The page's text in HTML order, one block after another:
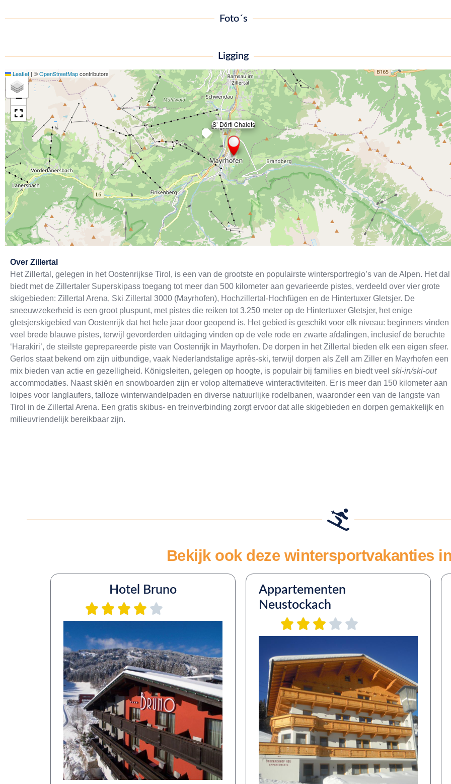
Foto´s
Ligging
S’ Dörfl Chalets
×
+
−
Leaflet | ©OpenStreetMapcontributors
Over Zillertal
Het Zillertal, gelegen in het Oostenrijkse Tirol, is een van de grootste en populairste wintersportregio’s van de Alpen. Het dal
biedt met de Zillertaler Superskipass toegang tot meer dan 500 kilometer aan gevarieerde pistes, verdeeld over vier grote
skigebieden: Zillertal Arena, Ski Zillertal 3000 (Mayrhofen), Hochzillertal-Hochfügen en de Hintertuxer Gletsjer. De
sneeuwzekerheid is een groot pluspunt, met pistes die reiken tot 3.250 meter op de Hintertuxer Gletsjer, het enige
gletsjerskigebied van Oostenrijk dat het hele jaar door geopend is. Het gebied is geschikt voor elk niveau: beginners vinden
veel brede blauwe pistes, terwijl gevorderden uitdaging vinden op de vele rode en zwarte afdalingen, inclusief de beruchte
‘Harakiri’, de steilste geprepareerde piste van Oostenrijk in Mayrhofen. De dorpen in het Zillertal bieden elk een eigen sfeer.
Gerlos staat bekend om zijn uitbundige, vaak Nederlandstalige après-ski, terwijl dorpen als Zell am Ziller en Mayrhofen een
mix bieden van actie en gezelligheid. Königsleiten, gelegen op hoogte, is populair bij families en biedt veel ski-in/ski-out
accommodaties. Naast skiën en snowboarden zijn er volop alternatieve winteractiviteiten. Er is meer dan 150 kilometer aan
loipes voor langlaufers, talloze winterwandelpaden en diverse natuurlijke rodelbanen, waaronder een van de langste van
Tirol in de Zillertal Arena. Een gratis skibus- en treinverbinding zorgt ervoor dat alle skigebieden en dorpen gemakkelijk en
milieuvriendelijk bereikbaar zijn.
Bekijk ook deze wintersportvakanties
Hotel Bruno
Appartementen
Neustockach